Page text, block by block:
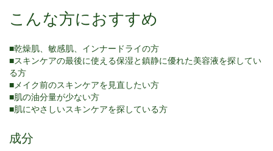
こんな方におすすめ
■乾燥肌、敏感肌、インナードライの方
■スキンケアの最後に使える保湿と鎮静に優れた美容液を探してい
る方
■メイク前のスキンケアを見直したい方
■肌の油分量が少ない方
■肌にやさしいスキンケアを探している方
成分